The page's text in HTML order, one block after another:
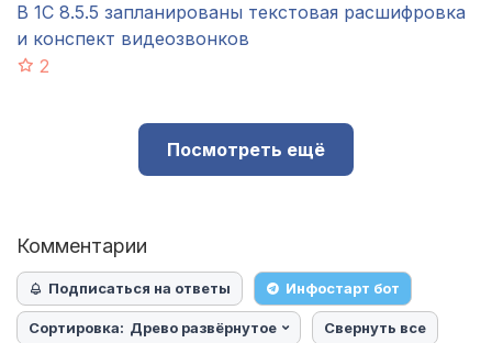
В 1С 8.5.5 запланированы текстовая расшифровка
и конспект видеозвонков
2
Посмотреть ещё
Комментарии
Подписаться на ответы Инфостарт бот
Сортировка: Древо развёрнутое Свернуть все